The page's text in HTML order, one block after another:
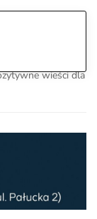
wieści dla